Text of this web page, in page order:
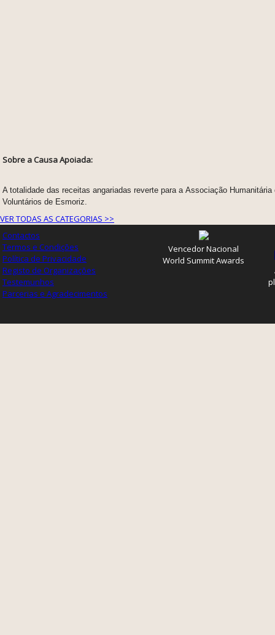
Sobre a Causa Apoiada:
A totalidade das receitas angariadas reverte para a Associação Humanitária
Voluntários de Esmoriz.
VER TODAS AS CATEGORIAS >>
Contactos
Termos e Condições
Política de Privacidade
Registo de Organizações
Testemunhos
Parcerias e Agradecimentos
Vencedor Nacional
World Summit Awards